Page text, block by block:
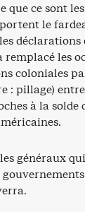
que ce sont
le
déclarations
remplacé les
coloniales
: pillage)
à la solde
généraux